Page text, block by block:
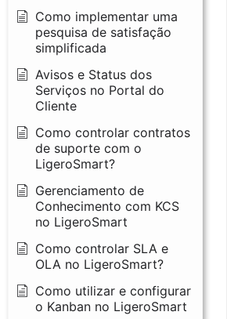
Como implementar uma
pesquisa de satisfação
simplificada
Avisos e Status dos
Serviços no Portal do
Cliente
Como controlar contratos
de suporte com o
LigeroSmart?
Gerenciamento de
Conhecimento com KCS
no LigeroSmart
Como controlar SLA e
OLA no LigeroSmart?
Como utilizar e configurar
o Kanban no LigeroSmart